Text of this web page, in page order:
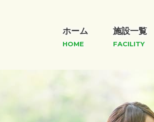
ホーム
HOME
施設一覧
FACILITY